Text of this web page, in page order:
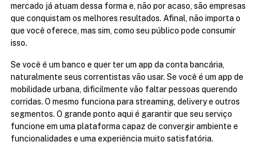
mercado já atuam dessa forma e, não por acaso, são empresas
que conquistam os melhores resultados. Afinal, não importa o
que você oferece, mas sim, como seu público pode consumir
isso.
Se você é um banco e quer ter um app da conta bancária,
naturalmente seus correntistas vão usar. Se você é um app de
mobilidade urbana, dificilmente vão faltar pessoas querendo
corridas. O mesmo funciona para streaming, delivery e outros
segmentos. O grande ponto aqui é garantir que seu serviço
funcione em uma plataforma capaz de convergir ambiente e
funcionalidades e uma experiência muito satisfatória.